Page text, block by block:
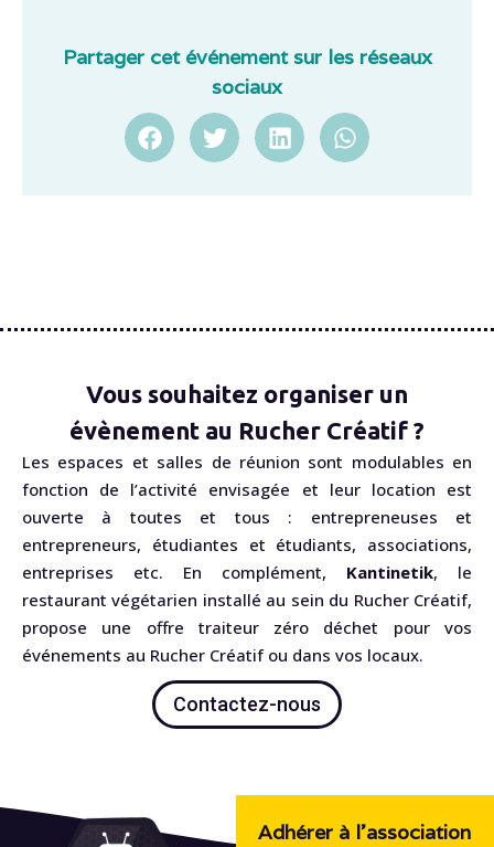
Partager cet événement sur les réseaux
sociaux
Vous souhaitez organiser un
évènement au Rucher Créatif ?
Les espaces et salles de réunion sont modulables en
fonction de l’activité envisagée et leur location est
ouverte à toutes et tous : entrepreneuses et
entrepreneurs, étudiantes et étudiants, associations,
entreprises etc. En complément, Kantinetik, le
restaurant végétarien installé au sein du Rucher Créatif,
propose une offre traiteur zéro déchet pour vos
événements au Rucher Créatif ou dans vos locaux.
Contactez-nous
Adhérer à l'association